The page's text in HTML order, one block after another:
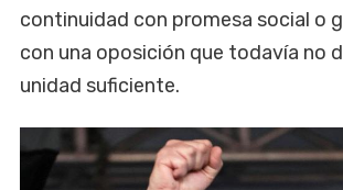
continuidad con promesa social o
con una oposición que todavía no
unidad suficiente.